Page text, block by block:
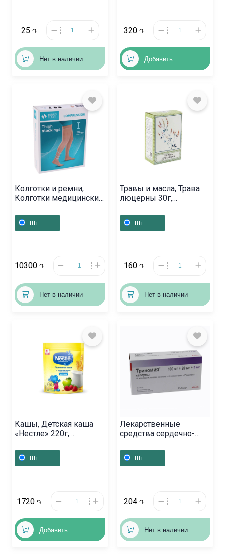
25 ֏
Нет в наличии
320 ֏
Добавить
Колготки и ремни,
Колготки медицинские
Լատվիա
Шт.
10300 ֏
Нет в наличии
Травы и масла, Трава
люцерны 30г,
Шт.
160 ֏
Нет в наличии
Кашы, Детская каша
«Нестле» 220г,
Шт.
1720 ֏
Добавить
Лекарственные
средства сердечно-
Իսպանիա
Шт.
204 ֏
Нет в наличии